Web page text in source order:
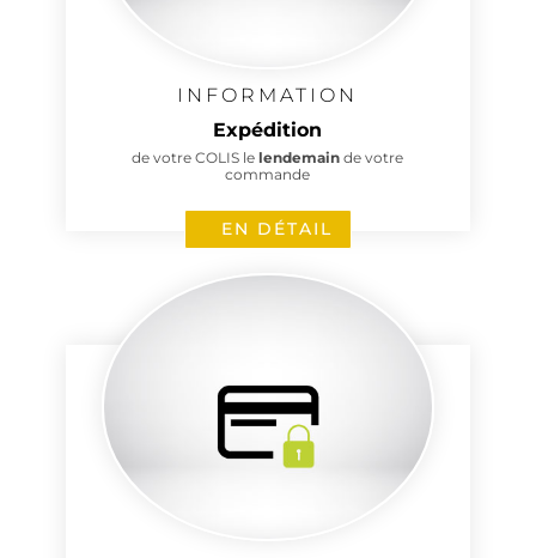
INFORMATION
Expédition
de votre COLIS lelendemainde votre
commande
EN DÉTAIL